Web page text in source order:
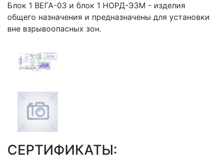
Блок 1 ВЕГА-03 и блок 1 НОРД-Э3М - изделия
общего назначения и предназначены для установки
вне взрывоопасных зон.
СЕРТИФИКАТЫ: